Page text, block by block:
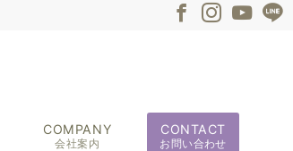
COMPANY
会社案内
CONTACT
お問い合わせ